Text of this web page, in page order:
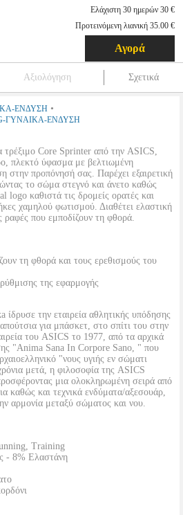
Ελάχιστη 30 ημερών 30 €
Προτεινόμενη λιανική 35.00 €
Αγορά
Αξιολόγηση Σχετικά
ΕΝΔΥΣΗ •
ΓΥΝΑΙΚΑ-ΕΝΔΥΣΗ
τρέξιμο Core Sprinter από την ASICS,
πλεκτό ύφασμα με βελτιωμένη
στην προπόνησή σας. Παρέχει εξαιρετική
το σώμα στεγνό και άνετο καθώς
logo καθιστά τις δρομείς ορατές και
χαμηλού φωτισμού. Διαθέτει ελαστική
ραφές που εμποδίζουν τη φθορά.
τη φθορά και τους ερεθισμούς του
της εφαρμογής
την εταιρεία αθλητικής υπόδησης
για μπάσκετ, στο σπίτι του στην
του ASICS το 1977, από τα αρχικά
"Anima Sana In Corpore Sano, " που
"νους υγιής εν σώματι
μετά, η φιλοσοφία της ASICS
μια ολοκληρωμένη σειρά από
καθώς και τεχνικά ενδύματα/αξεσουάρ,
αρμονία μεταξύ σώματος και νου.
Training
- 8% Ελαστάνη